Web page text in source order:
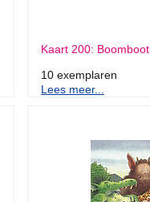
Kaart 200: Boomboot
10 exemplaren
Lees meer...